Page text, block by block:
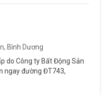
Bình Dương
do Công ty Bất Động Sản
ngay đường ĐT743,